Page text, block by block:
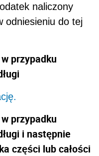
naliczony
odniesieniu do tej
przypadku
przypadku
i następnie
części lub całości